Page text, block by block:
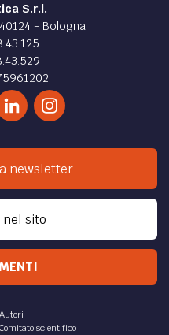
S.r.l.
- Bologna
newsletter
nel sito
Autori
Comitato scientifico